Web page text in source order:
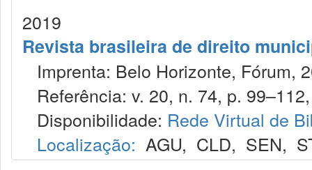
2019
Revista brasileira de direito
Imprenta: Belo Horizonte, Fórum,
Referência: v. 20, n. 74, p.
Disponibilidade: Rede Virtual de
Localização: AGU, CLD, SEN,